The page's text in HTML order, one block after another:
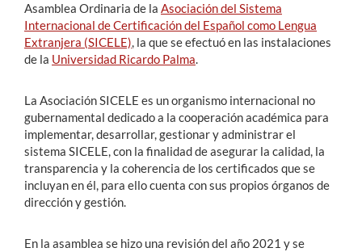
Asamblea Ordinaria de la Asociación del Sistema
Internacional de Certificación del Español como Lengua
Extranjera (SICELE), la que se efectuó en las instalaciones
de la Universidad Ricardo Palma.
La Asociación SICELE es un organismo internacional no
gubernamental dedicado a la cooperación académica para
implementar, desarrollar, gestionar y administrar el
sistema SICELE, con la finalidad de asegurar la calidad, la
transparencia y la coherencia de los certificados que se
incluyan en él, para ello cuenta con sus propios órganos de
dirección y gestión.
En la asamblea se hizo una revisión del año 2021 y se